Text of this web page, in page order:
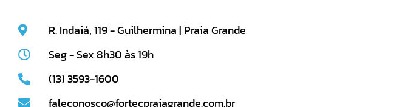
R. Indaiá, 119 - Guilhermina | Praia Grande
Seg - Sex 8h30 às 19h
(13) 3593-1600
faleconosco@fortecpraiagrande.com.br